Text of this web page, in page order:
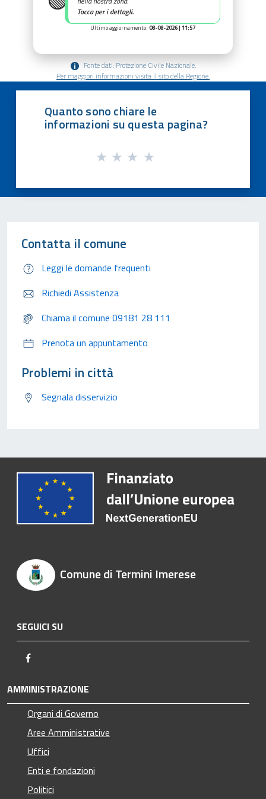
Tocca per i dettagli.
Ultimo aggiornamento: 08-08-2026 | 11:57
Fonte dati: Protezione Civile Nazionale.
Per maggiori informazioni visita il sito della Regione.
Quanto sono chiare le
informazioni su questa pagina?
Contatta il comune
Leggi le domande frequenti
Richiedi Assistenza
Chiama il comune 09181 28 111
Prenota un appuntamento
Problemi in città
Segnala disservizio
Comune di Termini Imerese
SEGUICI SU
AMMINISTRAZIONE
Organi di Governo
Aree Amministrative
Uffici
Enti e fondazioni
Politici